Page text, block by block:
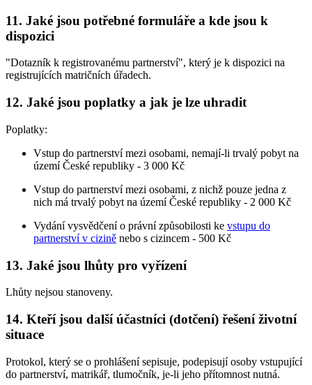
11. Jaké jsou potřebné formuláře a kde jsou k
dispozici
"Dotazník k registrovanému partnerství", který je k dispozici na
registrujících matričních úřadech.
12. Jaké jsou poplatky a jak je lze uhradit
Poplatky:
Vstup do partnerství mezi osobami, nemají-li trvalý pobyt na
území České republiky - 3 000 Kč
Vstup do partnerství mezi osobami, z nichž pouze jedna z
nich má trvalý pobyt na území České republiky - 2 000 Kč
Vydání vysvědčení o právní způsobilosti ke vstupu do
partnerství v cizině nebo s cizincem - 500 Kč
13. Jaké jsou lhůty pro vyřízení
Lhůty nejsou stanoveny.
14. Kteří jsou další účastníci (dotčení) řešení životní
situace
Protokol, který se o prohlášení sepisuje, podepisují osoby vstupující
do partnerství, matrikář, tlumočník, je-li jeho přítomnost nutná.